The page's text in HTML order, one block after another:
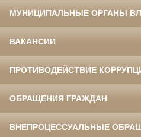
МУНИЦИПАЛЬНЫЕ ОРГАНЫ
ВАКАНСИИ
ПРОТИВОДЕЙСТВИЕ
ОБРАЩЕНИЯ ГРАЖДАН
ВНЕПРОЦЕССУАЛЬНЫЕ